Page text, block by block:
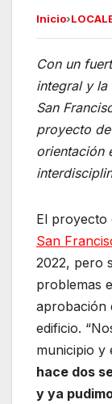
c
e
b
o
o
k
Inicio›
Con un
integral y
San
proyecto
orientación
El proyecto
San
2022, pero
problemas
aprobación
edificio.
municipio y
hace dos
y ya